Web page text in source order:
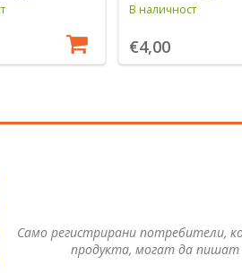
В наличност
€4,00
Само регистрирани потребители,
продукта, могат да пишат